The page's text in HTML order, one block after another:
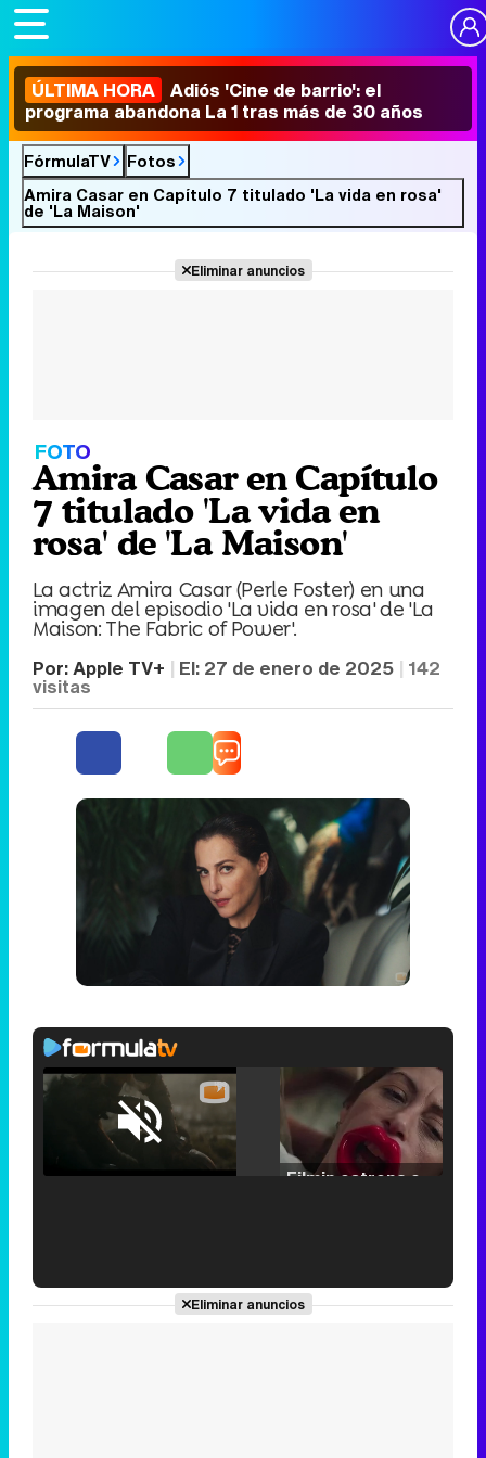
ÚLTIMA HORA Adiós 'Cine de barrio': el
programa abandona La 1 tras más de 30 años
FórmulaTV
Fotos
Amira Casar en Capítulo 7 titulado 'La vida en rosa'
de 'La Maison'
Eliminar anuncios
FOTO
Amira Casar en Capítulo
7 titulado 'La vida en
rosa' de 'La Maison'
La actriz Amira Casar (Perle Foster) en una
imagen del episodio 'La vida en rosa' de 'La
Maison: The Fabric of Power'.
Por:Apple TV+ El: 27 de enero de 2025 142
visitas
Unmute /
Loaded :
'120 Minutos' celebra sus 2.000 programas en Telemadrid con un vídeo del día a día en la redacción
Eliminar anuncios